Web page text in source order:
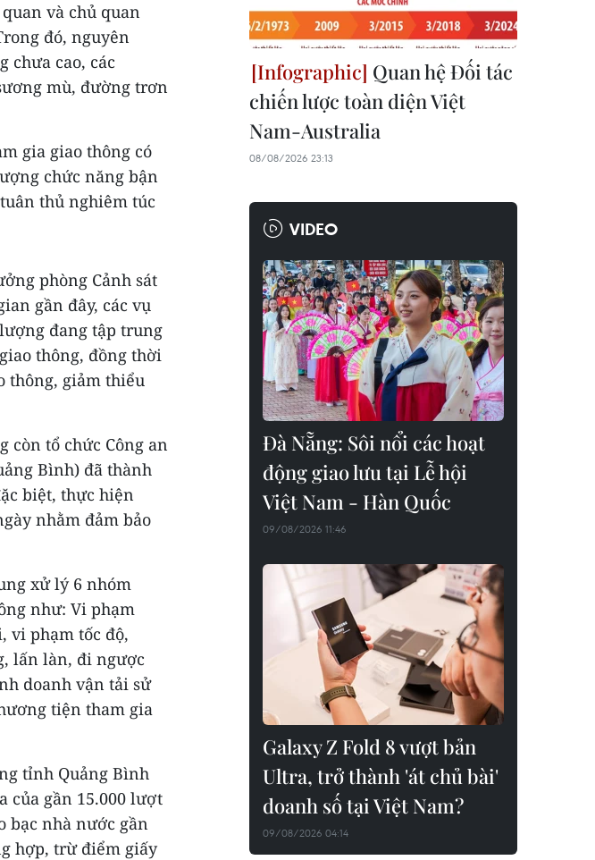
và chủ quan
đó, nguyên
chưa cao, các
mù, đường trơn
gia giao thông có
chức năng bận
thủ nghiêm túc
phòng Cảnh sát
gần đây, các vụ
đang tập trung
thông, đồng thời
thông, giảm thiểu
còn tổ chức Công an
Bình) đã thành
biệt, thực hiện
nhằm đảm bảo
xử lý 6 nhóm
như: Vi phạm
vi phạm tốc độ,
lấn làn, đi ngược
doanh vận tải sử
tiện tham gia
tỉnh Quảng Bình
của gần 15.000 lượt
bạc nhà nước gần
hợp, trừ điểm giấy
Quan hệ Đối tác
chiến lược toàn diện Việt
Nam-Australia
08/08/2026 23:13
VIDEO
Đà Nẵng: Sôi nổi các hoạt
động giao lưu tại Lễ hội
Việt Nam - Hàn Quốc
09/08/2026 11:46
Galaxy Z Fold 8 vượt bản
Ultra, trở thành 'át chủ bài'
doanh số tại Việt Nam?
09/08/2026 04:14